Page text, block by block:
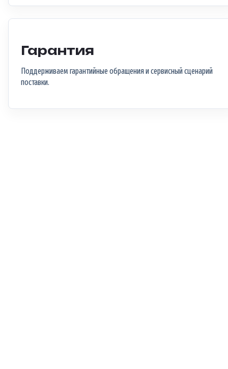
Гарантия
Поддерживаем гарантийные обращения и сервисный сценарий
поставки.